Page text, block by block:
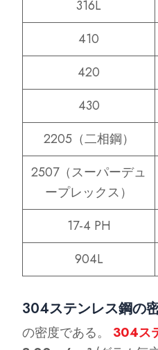
316L
410
420
430
2205（二相鋼）
2507（スーパーデュ
ープレックス）
17-4 PH
904L
304ステンレス鋼の
の密度である。 304ス